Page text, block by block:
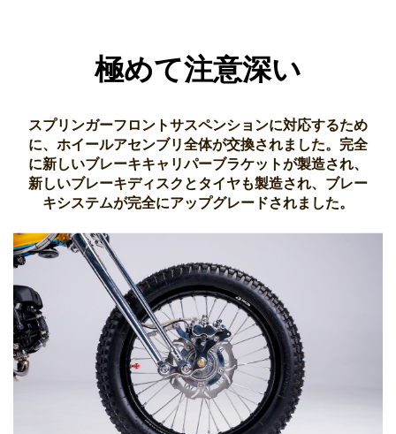
極めて注意深い
スプリンガーフロントサスペンションに対応するため
に、ホイールアセンブリ全体が交換されました。完全
に新しいブレーキキャリパーブラケットが製造され、
新しいブレーキディスクとタイヤも製造され、ブレー
キシステムが完全にアップグレードされました。